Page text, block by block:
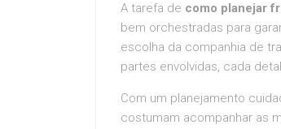
A tarefa de como planejar
bem orchestradas para
escolha da companhia de
partes envolvidas, cada
Com um planejamento
costumam acompanhar as